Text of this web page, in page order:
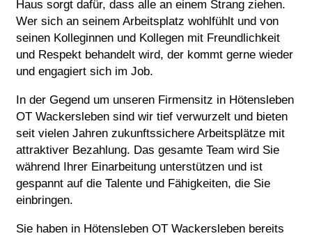
Haus sorgt dafür, dass alle an einem Strang ziehen.
Wer sich an seinem Arbeitsplatz wohlfühlt und von
seinen Kolleginnen und Kollegen mit Freundlichkeit
und Respekt behandelt wird, der kommt gerne wieder
und engagiert sich im Job.
In der Gegend um unseren Firmensitz in Hötensleben
OT Wackersleben sind wir tief verwurzelt und bieten
seit vielen Jahren zukunftssichere Arbeitsplätze mit
attraktiver Bezahlung. Das gesamte Team wird Sie
während Ihrer Einarbeitung unterstützen und ist
gespannt auf die Talente und Fähigkeiten, die Sie
einbringen.
Sie haben in Hötensleben OT Wackersleben bereits